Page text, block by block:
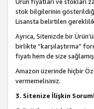
stok bilgilerinin gösterildiği
Lisansta belirtilen
Ayrıca, Sitenizde bir
birlikte “karşılaştırma”
fiyatı hem de size
Amazon üzerinde hiçbir
vermemelisiniz.
3. Sitenize İlişkin